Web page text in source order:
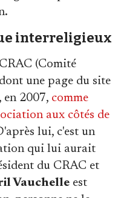
interreligieux
(Comité
une page du site
en 2007, comme
aux côtés de
lui, c'est un
qui lui aurait
du CRAC et
Vauchelle est